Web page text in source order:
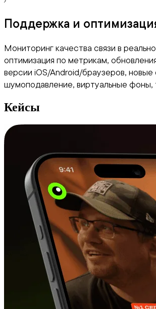
Поддержка и
Мониторинг качества связи в
оптимизация по метрикам,
версии iOS/Android/браузеров,
шумоподавление, виртуальные фоны,
Кейсы